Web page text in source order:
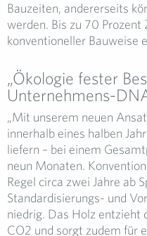
Bauzeiten, andererseits
werden. Bis zu 70
konventioneller Bauweise
„Ökologie fester
Unternehmens-
„Mit unserem neuen
innerhalb eines halben
liefern – bei einem
neun Monaten.
Regel circa zwei Jahre ab
Standardisierungs- und
niedrig. Das Holz entzieht
CO2 und sorgt zudem für